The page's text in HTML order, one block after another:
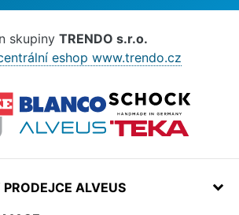
skupiny TRENDO s.r.o.
eshop www.trendo.cz
ALVEUS